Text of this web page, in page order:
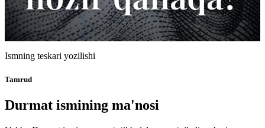
Ismning teskari yozilishi
Tamrud
Durmat ismining ma'nosi